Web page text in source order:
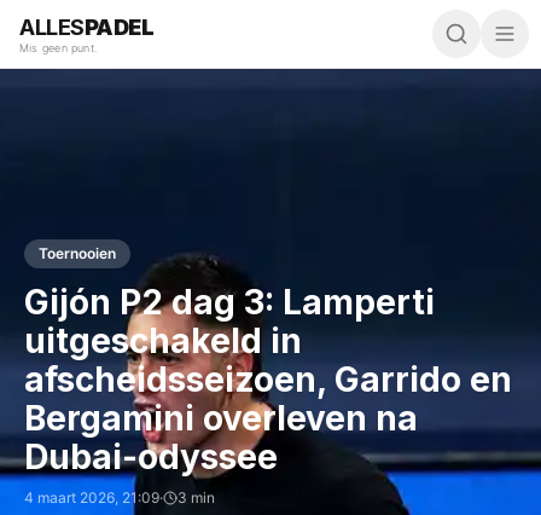
ALLESPADEL
Mis geen punt.
Toernooien
Gijón P2 dag 3: Lamperti
uitgeschakeld in
afscheidsseizoen, Garrido en
Bergamini overleven na
Dubai-odyssee
4 maart 2026, 21:09· 3 min